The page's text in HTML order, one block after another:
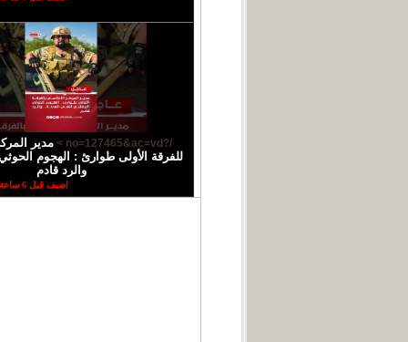
/?no=127465&ac=vd >
مدير
للفرقة الأولى طوارئ : الهجوم
والرد قادم
اضيف قبل 6 ساعة